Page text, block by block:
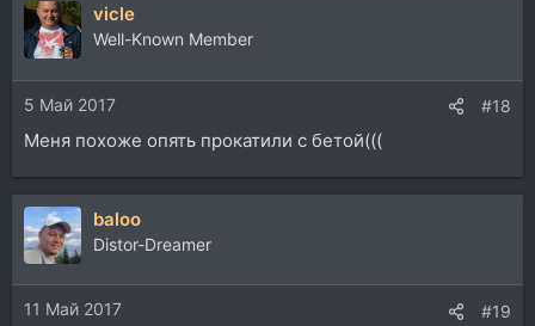
vicle
Well-Known Member
5 Май 2017 #18
Меня похоже опять прокатили с бетой(((
baloo
Distor-Dreamer
11 Май 2017 #19